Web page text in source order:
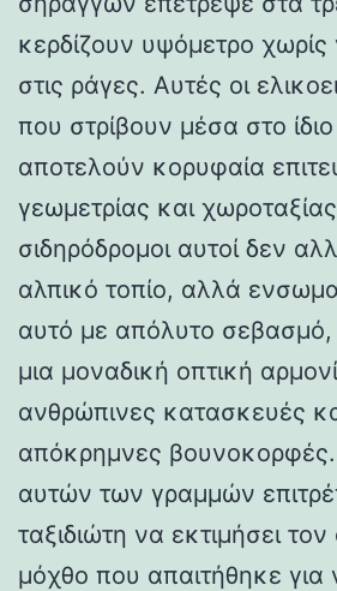
κερδίζουν υψόμετρο χωρίς
στις ράγες. Αυτές οι
που στρίβουν μέσα στο
αποτελούν κορυφαία
γεωμετρίας και
σιδηρόδρομοι αυτοί δεν
αλπικό τοπίο, αλλά
αυτό με απόλυτο σεβασμό,
μια μοναδική οπτική
ανθρώπινες κατασκευές
απόκρημνες βουνοκορφές.
αυτών των γραμμών
ταξιδιώτη να εκτιμήσει
μόχθο που απαιτήθηκε για